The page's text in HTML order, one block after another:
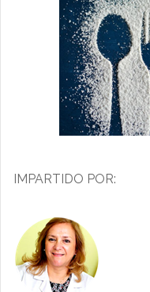
IMPARTIDO POR: